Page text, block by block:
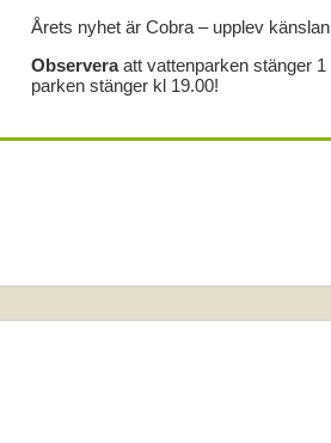
Årets nyhet är Cobra – upplev
Observeraatt vattenparken stänger
parken stänger kl 19.00!